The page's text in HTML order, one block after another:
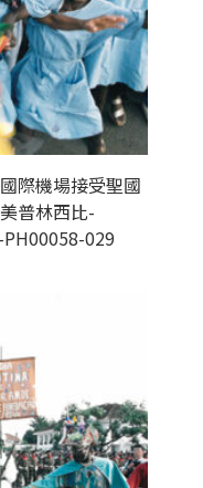
際機場接受聖國
普林西比-
029